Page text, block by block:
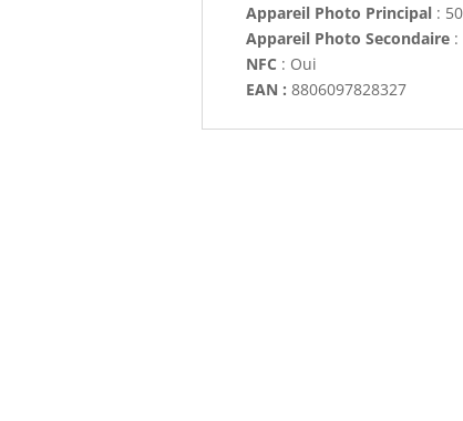
Appareil Photo Principal:
Appareil Photo Secondaire:
NFC : Oui
EAN : 8806097828327